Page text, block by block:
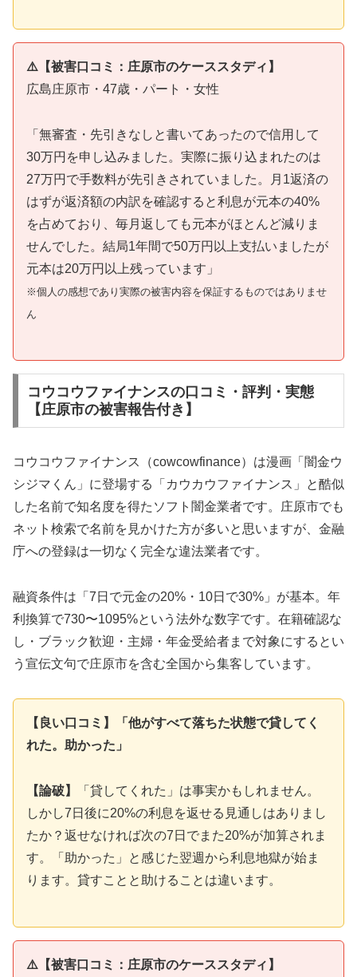
⚠️【被害口コミ：庄原市のケーススタディ】
広島庄原市・47歳・パート・女性
「無審査・先引きなしと書いてあったので信用して
30万円を申し込みました。実際に振り込まれたのは
27万円で手数料が先引きされていました。月1返済の
はずが返済額の内訳を確認すると利息が元本の40%
を占めており、毎月返しても元本がほとんど減りま
せんでした。結局1年間で50万円以上支払いましたが
元本は20万円以上残っています」
※個人の感想であり実際の被害内容を保証するものではありませ
ん
コウコウファイナンスの口コミ・評判・実態
【庄原市の被害報告付き】
コウコウファイナンス（cowcowfinance）は漫画「闇金ウ
シジマくん」に登場する「カウカウファイナンス」と酷似
した名前で知名度を得たソフト闇金業者です。庄原市でも
ネット検索で名前を見かけた方が多いと思いますが、金融
庁への登録は一切なく完全な違法業者です。
融資条件は「7日で元金の20%・10日で30%」が基本。年
利換算で730〜1095%という法外な数字です。在籍確認な
し・ブラック歓迎・主婦・年金受給者まで対象にするとい
う宣伝文句で庄原市を含む全国から集客しています。
【良い口コミ】「他がすべて落ちた状態で貸してく
れた。助かった」
【論破】
「貸してくれた」は事実かもしれません。
しかし7日後に20%の利息を返せる見通しはありまし
たか？返せなければ次の7日でまた20%が加算されま
す。「助かった」と感じた翌週から利息地獄が始ま
ります。貸すことと助けることは違います。
⚠️【被害口コミ：庄原市のケーススタディ】